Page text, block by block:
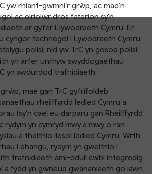
yw rhiant-gwmni’r grŵp, ac mae’n
ac eiriolwr dros faterion sy’n
ar gyfer Llywodraeth Cymru. Er
cyngor technegol i Lywodraeth Cymru
polisi; nid yw TrC yn gosod polisi,
yn arfer unrhyw swyddogaethau
yn awdurdod trafnidiaeth.
mae gan TrC gyfrifoldeb
rheilffyrdd ledled Cymru a
(sy’n cael eu darparu gan Rheilffyrdd
rydym yn cymryd mwy a mwy o ran
a theithio llesol ledled Cymru. Wrth
i ehangu, rydym yn gweithio i
trafnidiaeth aml-ddull cwbl integredig
a fydd yn gwneud gwahaniaeth go iawn